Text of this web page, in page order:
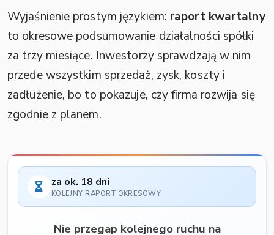
Wyjaśnienie prostym językiem: raport kwartalny
to okresowe podsumowanie działalności spółki
za trzy miesiące. Inwestorzy sprawdzają w nim
przede wszystkim sprzedaż, zysk, koszty i
zadłużenie, bo to pokazuje, czy firma rozwija się
zgodnie z planem.
za ok. 18 dni
KOLEJNY RAPORT OKRESOWY
Nie przegap kolejnego ruchu na